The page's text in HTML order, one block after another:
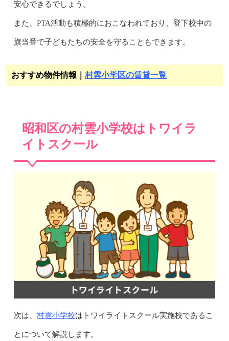
安心できるでしょう。
また、PTA活動も積極的におこなわれており、登下校中の
旗当番で子どもたちの安全を守ることもできます。
おすすめ物件情報｜ 村雲小学区の賃貸一覧
昭和区の村雲小学校はトワイラ
イトスクール
次は、 村雲小学校はトワイライトスクール実施校であるこ
とについて解説します。